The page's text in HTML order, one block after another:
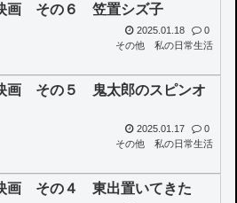
画 その６ 笠置シズ子
2025.01.18
0
その他
私の日常生活
画 その５ 鬼太郎のスピンオ
2025.01.17
0
その他
私の日常生活
画 その４ 東出置いてきた